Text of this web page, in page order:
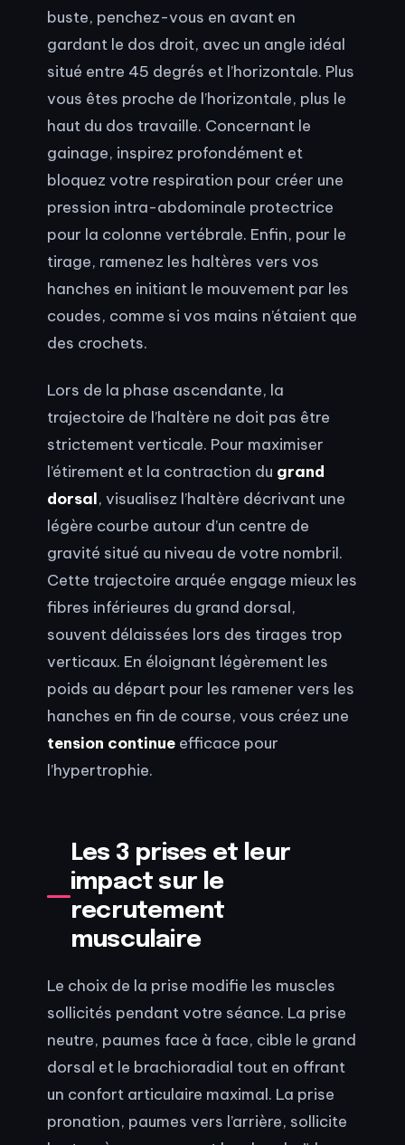
buste, penchez-vous en avant en
gardant le dos droit, avec un angle idéal
situé entre 45 degrés et l’horizontale. Plus
vous êtes proche de l’horizontale, plus le
haut du dos travaille. Concernant le
gainage, inspirez profondément et
bloquez votre respiration pour créer une
pression intra-abdominale protectrice
pour la colonne vertébrale. Enfin, pour le
tirage, ramenez les haltères vers vos
hanches en initiant le mouvement par les
coudes, comme si vos mains n’étaient que
des crochets.
Lors de la phase ascendante, la
trajectoire de l’haltère ne doit pas être
strictement verticale. Pour maximiser
l’étirement et la contraction du grand
dorsal, visualisez l’haltère décrivant une
légère courbe autour d’un centre de
gravité situé au niveau de votre nombril.
Cette trajectoire arquée engage mieux les
fibres inférieures du grand dorsal,
souvent délaissées lors des tirages trop
verticaux. En éloignant légèrement les
poids au départ pour les ramener vers les
hanches en fin de course, vous créez une
tension continue efficace pour
l’hypertrophie.
Les 3 prises et leur
impact sur le
recrutement
musculaire
Le choix de la prise modifie les muscles
sollicités pendant votre séance. La prise
neutre, paumes face à face, cible le grand
dorsal et le brachioradial tout en offrant
un confort articulaire maximal. La prise
pronation, paumes vers l’arrière, sollicite